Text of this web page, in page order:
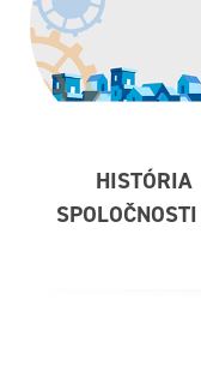
HISTÓRIA
SPOLOČNOSTI